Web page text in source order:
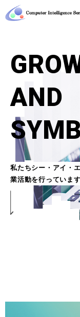
AND
私たちシー・アイ・
業活動を行っています